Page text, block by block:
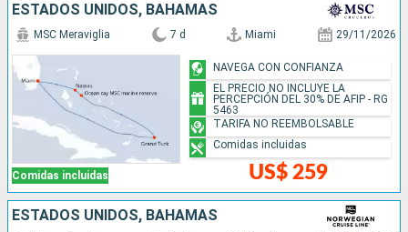
ESTADOS UNIDOS, BAHAMAS
Comidas incluidas
MSC Meraviglia 7 d Miami 29/11/2026
US$ 259
NAVEGA CON CONFIANZA
EL PRECIO NO INCLUYE LA
PERCEPCIÓN DEL 30% DE AFIP - RG
5463
TARIFA NO REEMBOLSABLE
Comidas incluidas
ESTADOS UNIDOS, BAHAMAS